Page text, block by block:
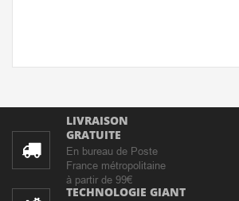
LIVRAISON
GRATUITE
En bureau de Poste
France métropolitaine
à partir de 99€
TECHNOLOGIE GIANT